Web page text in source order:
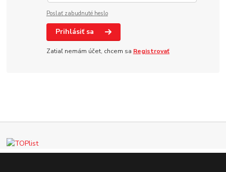
Poslať zabudnuté heslo
Prihlásiť sa
Zatiaľ nemám účet, chcem sa Registrovať